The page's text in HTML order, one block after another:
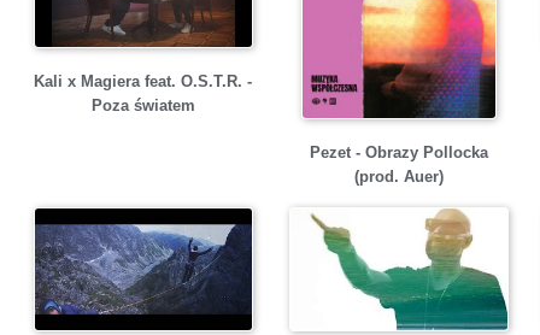
Kali x Magiera feat. O.S.T.R. -
Poza światem
Pezet - Obrazy Pollocka
(prod. Auer)